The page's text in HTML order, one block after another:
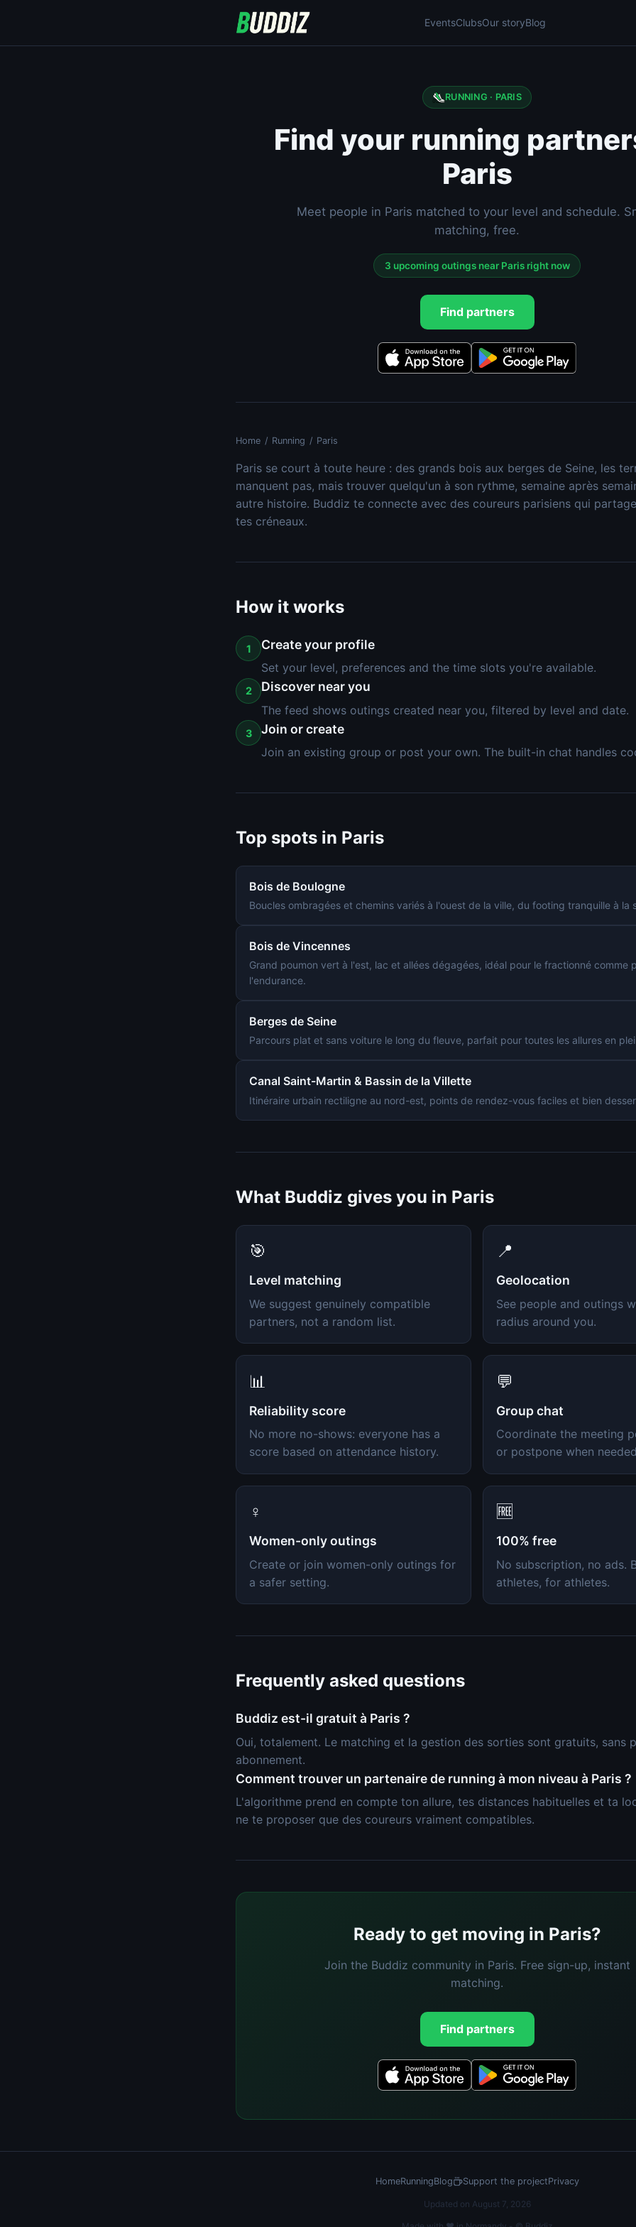
EventsClubsOur storyBlog
RUNNING · PARIS
Find your running
Paris
Meet people in Paris matched to your level and schedule.
matching, free.
3 upcoming outings near Paris right now
Find partners
Home / Running / Paris
Paris se court à toute heure : des grands bois aux berges de Seine, les
manquent pas, mais trouver quelqu'un à son rythme, semaine après
autre histoire. Buddiz te connecte avec des coureurs parisiens qui
tes créneaux.
How it works
1 Create your profile
Set your level, preferences and the time slots you're available.
2 Discover near you
The feed shows outings created near you, filtered by level and date.
3 Join or create
Join an existing group or post your own. The built-in chat handles
Top spots in Paris
Bois de Boulogne
Boucles ombragées et chemins variés à l'ouest de la ville, du footing tranquille à la
Bois de Vincennes
Grand poumon vert à l'est, lac et allées dégagées, idéal pour le fractionné comme
l'endurance.
Berges de Seine
Parcours plat et sans voiture le long du fleuve, parfait pour toutes les allures en
Canal Saint-Martin & Bassin de la Villette
Itinéraire urbain rectiligne au nord-est, points de rendez-vous faciles et bien
What Buddiz gives you in Paris
🎯
Level matching
We suggest genuinely compatible
partners, not a random list.
📍
Geolocation
See people and outings
radius around you.
📊
Reliability score
No more no-shows: everyone has a
score based on attendance history.
💬
Group chat
Coordinate the meeting
or postpone when
♀️
Women-only outings
Create or join women-only outings for
a safer setting.
🆓
100% free
No subscription, no ads.
athletes, for athletes.
Frequently asked questions
Buddiz est-il gratuit à Paris ?
Oui, totalement. Le matching et la gestion des sorties sont gratuits, sans
abonnement.
Comment trouver un partenaire de running à mon niveau à Paris ?
L'algorithme prend en compte ton allure, tes distances habituelles et ta
ne te proposer que des coureurs vraiment compatibles.
Ready to get moving in Paris?
Join the Buddiz community in Paris. Free sign-up, instant
matching.
Find partners
HomeRunningBlog Support the projectPrivacy
Updated on August 7, 2026